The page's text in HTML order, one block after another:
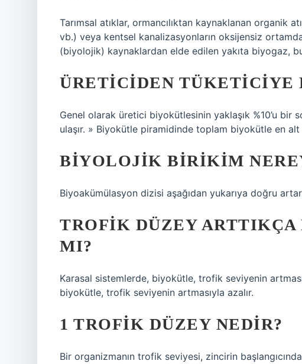
Tarımsal atıklar, ormancılıktan kaynaklanan organik
vb.) veya kentsel kanalizasyonların oksijensiz
(biyolojik) kaynaklardan elde edilen yakıta biyogaz,
ÜRETICIDEN TÜKETICIYE
Genel olarak üretici biyokütlesinin yaklaşık %10’u bir
ulaşır. » Biyokütle piramidinde toplam biyokütle en
BIYOLOJIK BIRIKIM
Biyoakümülasyon dizisi aşağıdan yukarıya doğru
TROFIK DÜZEY
MI?
Karasal sistemlerde, biyokütle, trofik seviyenin
biyokütle, trofik seviyenin artmasıyla azalır.
1 TROFIK DÜZEY NEDIR?
Bir organizmanın trofik seviyesi, zincirin